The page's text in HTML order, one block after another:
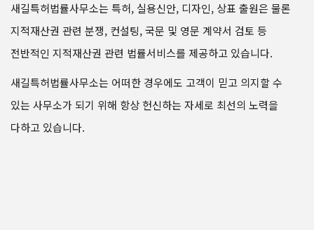
새길특허법률사무소는 특허, 실용신안, 디자인, 상표 출원은 물론
지적재산권 관련 분쟁, 컨설팅, 국문 및 영문 계약서 검토 등
전반적인 지적재산권 관련 법률서비스를 제공하고 있습니다.
새길특허법률사무소는 어떠한 경우에도 고객이 믿고 의지할 수
있는 사무소가 되기 위해 항상 헌신하는 자세로 최선의 노력을
다하고 있습니다.